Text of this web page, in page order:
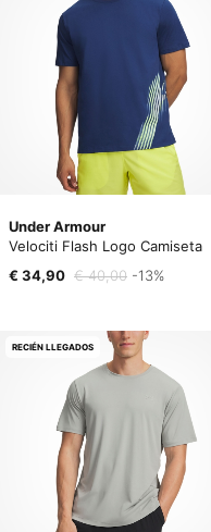
Under Armour
Velociti Flash Logo Camiseta
€ 34,90 € 40,00 -13%
RECIÉN LLEGADOS